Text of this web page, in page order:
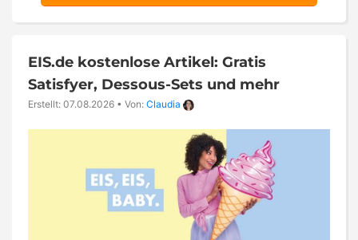
EIS.de kostenlose Artikel: Gratis
Satisfyer, Dessous-Sets und mehr
Erstellt: 07.08.2026 • Von: Claudia